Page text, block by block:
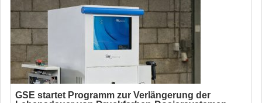
GSE startet Programm zur Verlängerung der